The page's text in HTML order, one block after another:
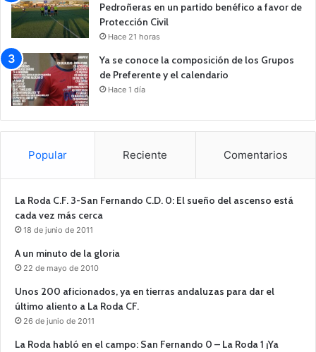
Pedroñeras en un partido benéfico a favor de
Protección Civil
Hace 21 horas
Ya se conoce la composición de los Grupos
de Preferente y el calendario
Hace 1 día
Popular Reciente Comentarios
La Roda C.F. 3-San Fernando C.D. 0: El sueño del ascenso está
cada vez más cerca
18 de junio de 2011
A un minuto de la gloria
22 de mayo de 2010
Unos 200 aficionados, ya en tierras andaluzas para dar el
último aliento a La Roda CF.
26 de junio de 2011
La Roda habló en el campo: San Fernando 0 – La Roda 1 ¡Ya